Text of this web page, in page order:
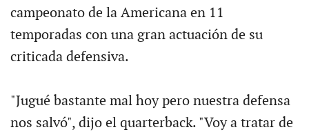
campeonato de la Americana en 11
temporadas con una gran actuación de su
criticada defensiva.
"Jugué bastante mal hoy pero nuestra defensa
nos salvó", dijo el quarterback. "Voy a tratar de